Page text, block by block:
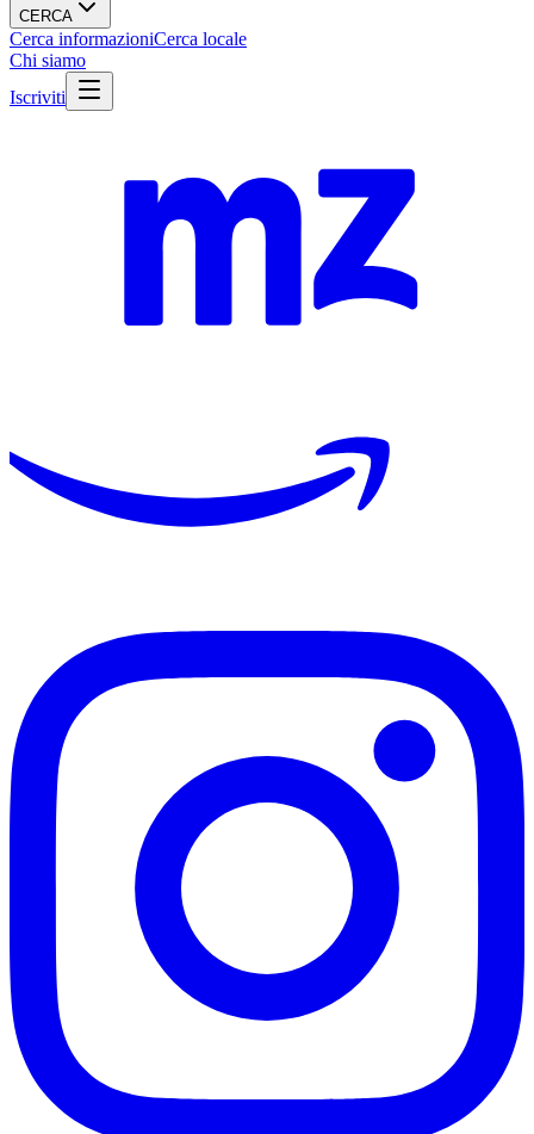
CERCA
Cerca informazioniCerca locale
Chi siamo
Iscriviti